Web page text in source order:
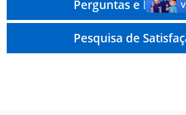
Perguntas e
Pesquisa de